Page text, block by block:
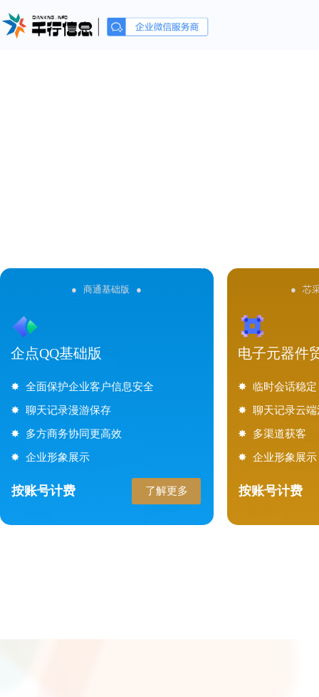
● 商通基础版 ●
按账号计费 了解更多
企点QQ基础版
✸ 全面保护企业客户信息安全
✸ 聊天记录漫游保存
✸ 多方商务协同更高效
✸ 企业形象展示
● 芯
按账号计费
电子元器件
✸ 临时会话稳定
✸ 聊天记录云
✸ 多渠道获客
✸ 企业形象展示